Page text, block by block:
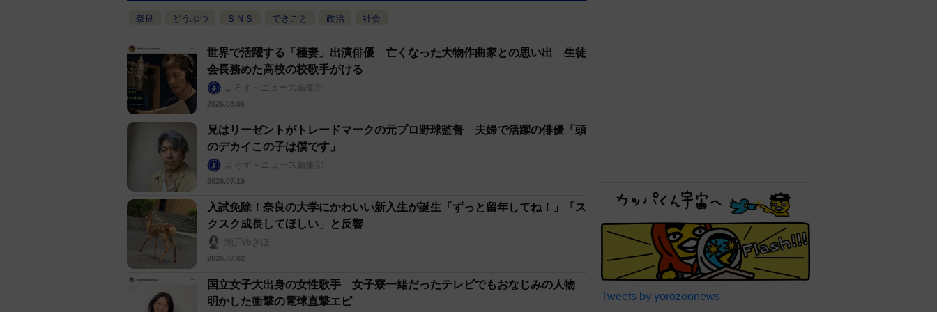
奈良 どうぶつ ＳＮＳ できごと 政治 社会
世界で活躍する「極妻」出演俳優 亡くなった大物作曲家との思い出 生徒
会長務めた高校の校歌手がける
よろず～ニュース編集部
2026.08.06
兄はリーゼントがトレードマークの元プロ野球監督 夫婦で活躍の俳優「頭
のデカイこの子は僕です」
よろず～ニュース編集部
2026.07.19
入試免除！奈良の大学にかわいい新入生が誕生「ずっと留年してね！」「ス
クスク成長してほしい」と反響
瀬戸ゆきほ
2026.07.02
国立女子大出身の女性歌手 女子寮一緒だったテレビでもおなじみの人物
明かした衝撃の電球直撃エピ
Tweets by yorozoonews